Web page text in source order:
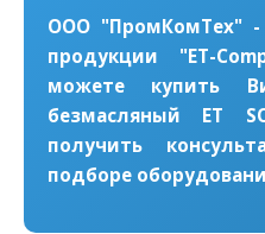
ООО "ПромКомТех"
продукции "ET-
можете купить
безмасляный ET
получить
подборе